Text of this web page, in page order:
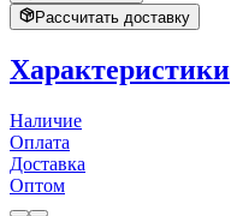
Рассчитать доставку
Характеристики
Наличие
Оплата
Доставка
Оптом